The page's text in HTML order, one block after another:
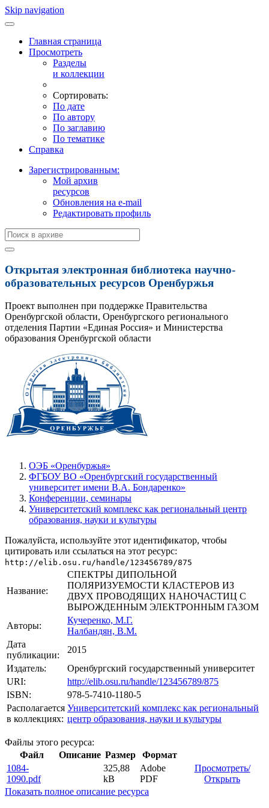
Skip navigation
Главная страница
Просмотреть
Разделы
и коллекции
Сортировать:
По дате
По автору
По заглавию
По тематике
Справка
Зарегистрированным:
Мой архив
ресурсов
Обновления на e-mail
Редактировать профиль
Открытая электронная библиотека научно-
образовательных ресурсов Оренбуржья
Проект выполнен при поддержке Правительства
Оренбургской области, Оренбургского регионального
отделения Партии «Единая Россия» и Министерства
образования Оренбургской области
ОЭБ «Оренбуржья»
ФГБОУ ВО «Оренбургский государственный
университет имени В.А. Бондаренко»
Конференции, семинары
Университетский комплекс как региональный центр
образования, науки и культуры
Пожалуйста, используйте этот идентификатор, чтобы
цитировать или ссылаться на этот ресурс:
http://elib.osu.ru/handle/123456789/875
Название:
СПЕКТРЫ ДИПОЛЬНОЙ
ПОЛЯРИЗУЕМОСТИ КЛАСТЕРОВ ИЗ
ДВУХ ПРОВОДЯЩИХ НАНОЧАСТИЦ С
ВЫРОЖДЕННЫМ ЭЛЕКТРОННЫМ ГАЗОМ
Авторы:
Кучеренко, М.Г.
Налбандян, В.М.
Дата
публикации:
2015
Издатель:
Оренбургский государственный университет
URI:
http://elib.osu.ru/handle/123456789/875
ISBN:
978-5-7410-1180-5
Располагается
в коллекциях:
Университетский комплекс как региональный
центр образования, науки и культуры
Файлы этого ресурса:
Файл
Описание Размер
Формат
1084-
1090.pdf
325,88
kB
Adobe
PDF
Просмотреть/
Открыть
Показать полное описание ресурса